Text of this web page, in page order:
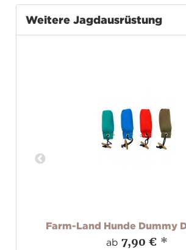
Weitere Jagdausrüstung
Farm-Land Hunde Dummy
ab 7,90 € *